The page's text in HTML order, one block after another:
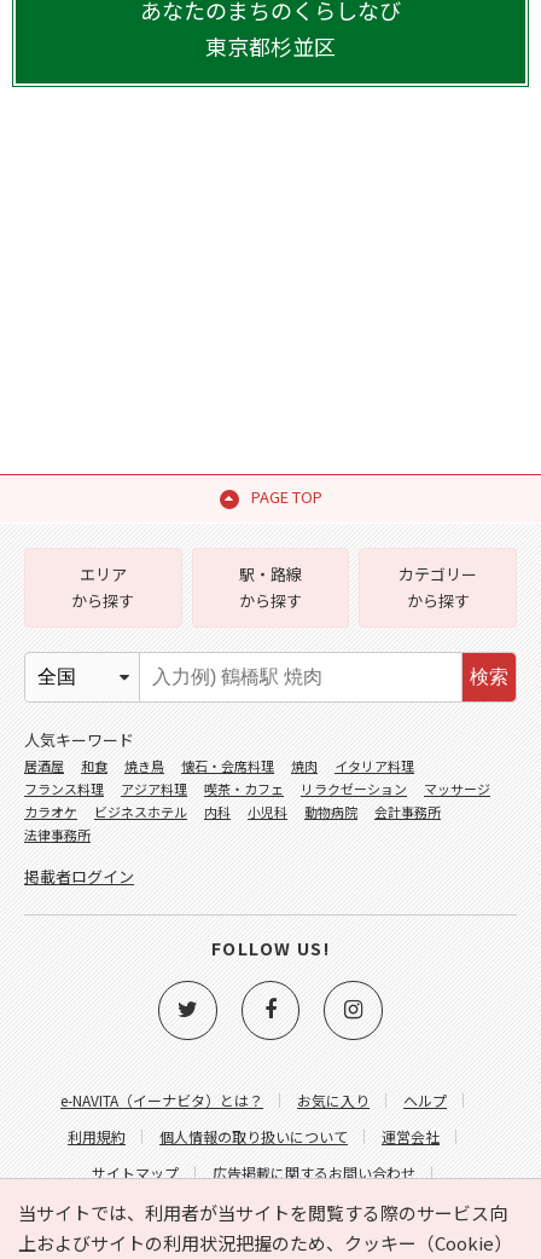
あなたのまちのくらしなび
東京都杉並区
PAGE TOP
当サイトでは、利用者が当サイトを閲覧する際のサービス向
上およびサイトの利用状況把握のため、クッキー（Cookie）
e-NAVITA（イーナビタ）とは？ お気に入り
ヘルプ
利用規約
個人情報の取り扱いについて
運営会社
サイトマップ
広告掲載に関するお問い合わせ
サイトの内容に関するお問い合わせ
エリア
から探す
駅・路線
から探す
カテゴリー
から探す
検索
人気キーワード
居酒屋 和食 焼き鳥 懐石・会席料理 焼肉
イタリア料理
フランス料理
アジア料理 喫茶・カフェ リラクゼーション
マッサージ
カラオケ
ビジネスホテル 内科 小児科 動物病院
会計事務所
法律事務所
掲載者ログイン
FOLLOW US!